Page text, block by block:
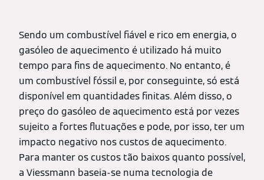
Sendo um combustível fiável e rico em energia, o
gasóleo de aquecimento é utilizado há muito
tempo para fins de aquecimento. No entanto, é
um combustível fóssil e, por conseguinte, só está
disponível em quantidades finitas. Além disso, o
preço do gasóleo de aquecimento está por vezes
sujeito a fortes flutuações e pode, por isso, ter um
impacto negativo nos custos de aquecimento.
Para manter os custos tão baixos quanto possível,
a Viessmann baseia-se numa tecnologia de